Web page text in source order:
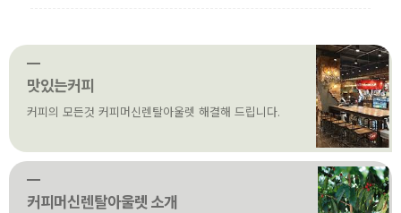
맛있는커피
커피의 모든것 커피머신렌탈아울렛 해결해 드립니다.
커피머신렌탈아울렛 소개